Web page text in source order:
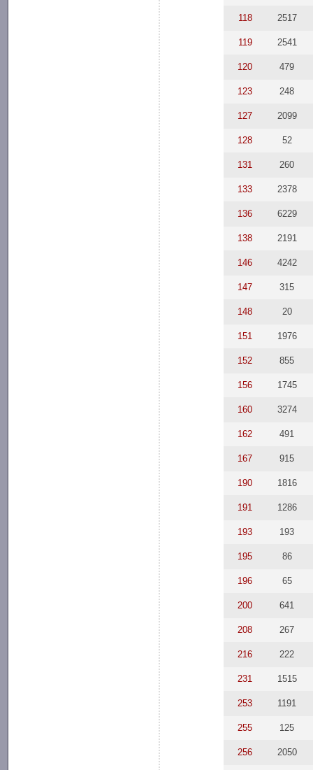
118 2517
119 2541
120 479
123 248
127 2099
128 52
131 260
133 2378
136 6229
138 2191
146 4242
147 315
148 20
151 1976
152 855
156 1745
160 3274
162 491
167 915
190 1816
191 1286
193 193
195 86
196 65
200 641
208 267
216 222
231 1515
253 1191
255 125
256 2050